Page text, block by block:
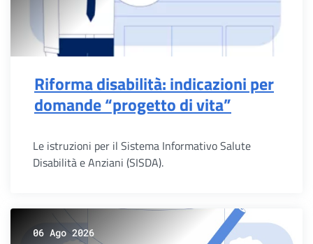
Riforma disabilità: indicazioni per
domande “progetto di vita”
Le istruzioni per il Sistema Informativo Salute
Disabilità e Anziani (SISDA).
06 Ago 2026